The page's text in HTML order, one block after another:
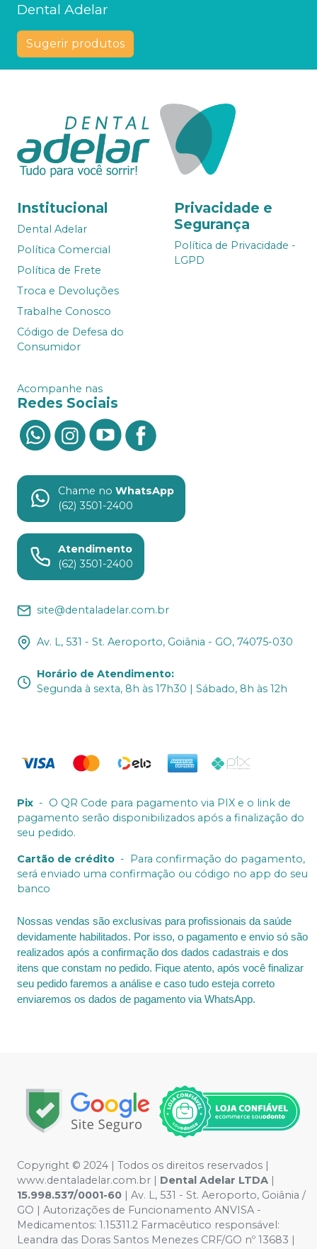
Dental Adelar
Sugerir produtos
Institucional
Dental Adelar
Política Comercial
Política de Frete
Troca e Devoluções
Trabalhe Conosco
Código de Defesa do
Consumidor
Privacidade e
Segurança
Política de Privacidade -
LGPD
Acompanhe nas
Redes Sociais
Chame no WhatsApp
(62) 3501-2400
Atendimento
(62) 3501-2400
site@dentaladelar.com.br
Av. L, 531 - St. Aeroporto, Goiânia - GO, 74075-030
Horário de Atendimento:
Segunda à sexta, 8h às 17h30 | Sábado, 8h às 12h
Pix - O QR Code para pagamento via PIX e o link de
pagamento serão disponibilizados após a finalização do
seu pedido.
Cartão de crédito - Para confirmação do pagamento,
será enviado uma confirmação ou código no app do seu
banco
Nossas vendas são exclusivas para profissionais da saúde
devidamente habilitados. Por isso, o pagamento e envio só são
realizados após a confirmação dos dados cadastrais e dos
itens que constam no pedido. Fique atento, após você finalizar
seu pedido faremos a análise e caso tudo esteja correto
enviaremos os dados de pagamento via WhatsApp.
Copyright © 2024 | Todos os direitos reservados |
www.dentaladelar.com.br | Dental Adelar LTDA
15.998.537/0001-60 | Av. L, 531 - St. Aeroporto, Goiânia /
GO | Autorizações de Funcionamento ANVISA -
Medicamentos: 1.15311.2 Farmacêutico responsável:
Leandra das Doras Santos Menezes CRF/GO nº 13683 |